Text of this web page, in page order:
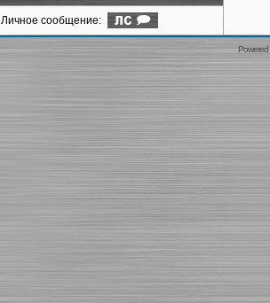
Личное сообщение: